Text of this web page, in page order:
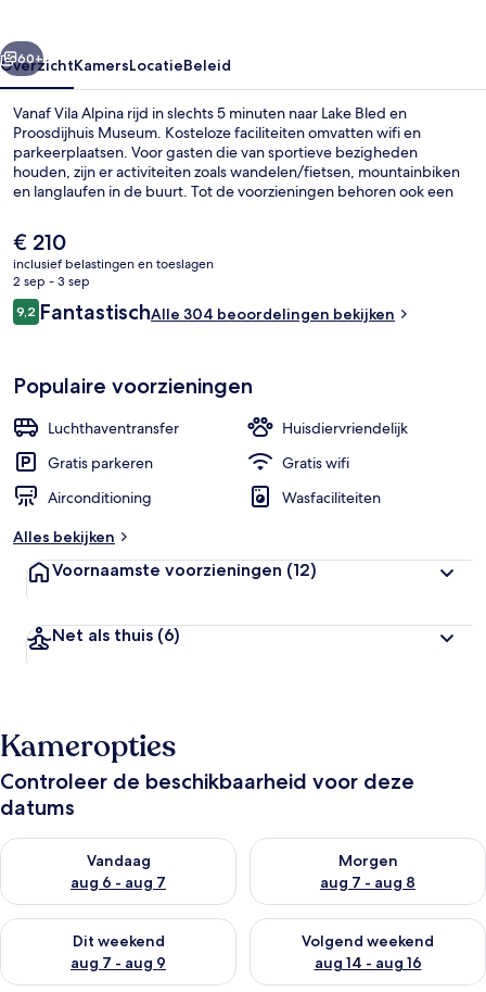
Volgende
60+
OverzichtKamersLocatieBeleid
Vanaf Vila Alpina rijd in slechts 5 minuten naar Lake Bled en
Proosdijhuis Museum. Kosteloze faciliteiten omvatten wifi en
parkeerplaatsen. Voor gasten die van sportieve bezigheden
houden, zijn er activiteiten zoals wandelen/fietsen, mountainbiken
en langlaufen in de buurt. Tot de voorzieningen behoren ook een
behulpzame personeel.
De
huidige
prijs
is
€ 210
€ 210
inclusief belastingen en toeslagen
2 sep - 3 sep
Beoordelingen
9,29,2 op 10 –
FantastischAlle 304 beoordelingen bekijken
Populaire voorzieningen
Luchthaventransfer
Huisdiervriendelijk
Gratis parkeren
Gratis wifi
Airconditioning
Wasfaciliteiten
Alles bekijken
Voornaamste voorzieningen (12)
Net als thuis (6)
Kameropties
Controleer de beschikbaarheid voor deze
datums
Vandaag
aug 6 - aug 7
De beschikbaarheid controleren voor vanavond aug 6 - aug 7
Morgen
aug 7 - aug 8
De beschikbaarheid
Dit weekend
aug 7 - aug 9
De beschikbaarheid controleren voor dit weekend aug 7 -
Volgend weekend
aug 14 - aug 16
De beschikbaarheid